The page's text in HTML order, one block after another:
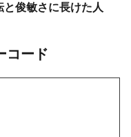
俊敏さに長けた人
コード